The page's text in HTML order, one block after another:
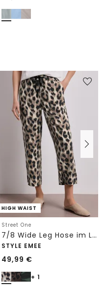
HIGH WAIST
Street One
7/8 Wide Leg Hose im Loose Fit mit Print
STYLE EMEE
49,99 €
+ 1